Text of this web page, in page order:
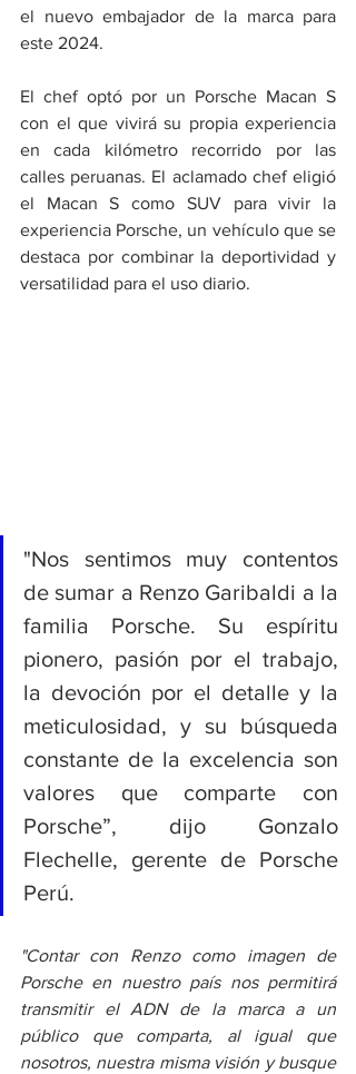
el nuevo embajador de la marca para
este 2024.
El chef optó por un Porsche Macan S
con el que vivirá su propia experiencia
en cada kilómetro recorrido por las
calles peruanas. El aclamado chef eligió
el Macan S como SUV para vivir la
experiencia Porsche, un vehículo que se
destaca por combinar la deportividad y
versatilidad para el uso diario.
"Nos sentimos muy contentos
de sumar a Renzo Garibaldi a la
familia Porsche. Su espíritu
pionero, pasión por el trabajo,
la devoción por el detalle y la
meticulosidad, y su búsqueda
constante de la excelencia son
valores que comparte con
Porsche”, dijo Gonzalo
Flechelle, gerente de Porsche
Perú.
"Contar con Renzo como imagen de
Porsche en nuestro país nos permitirá
transmitir el ADN de la marca a un
público que comparta, al igual que
nosotros, nuestra misma visión y busque